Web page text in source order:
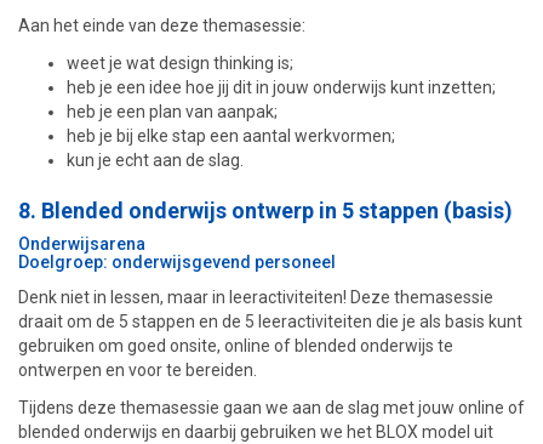
Aan het einde van deze themasessie:
weet je wat design thinking is;
heb je een idee hoe jij dit in jouw onderwijs kunt inzetten;
heb je een plan van aanpak;
heb je bij elke stap een aantal werkvormen;
kun je echt aan de slag.
8. Blended onderwijs ontwerp in 5 stappen (basis)
Onderwijsarena
Doelgroep: onderwijsgevend personeel
Denk niet in lessen, maar in leeractiviteiten! Deze themasessie
draait om de 5 stappen en de 5 leeractiviteiten die je als basis kunt
gebruiken om goed onsite, online of blended onderwijs te
ontwerpen en voor te bereiden.
Tijdens deze themasessie gaan we aan de slag met jouw online of
blended onderwijs en daarbij gebruiken we het BLOX model uit